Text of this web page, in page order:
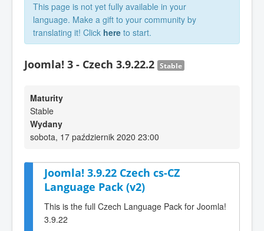
This page is not yet fully available in your
language. Make a gift to your community by
translating it! Click here to start.
Joomla! 3 - Czech 3.9.22.2 Stable
Maturity
Stable
Wydany
sobota, 17 październik 2020 23:00
Joomla! 3.9.22 Czech cs-CZ
Language Pack (v2)
This is the full Czech Language Pack for Joomla!
3.9.22